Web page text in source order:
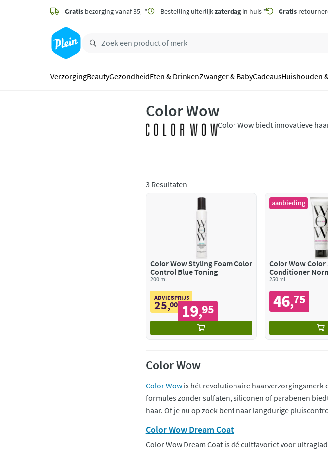
zoeken
hoofdinhoud
Gratis bezorging vanaf 35,- * Bestelling uiterlijkzaterdagin huis * Gratis
VerzorgingBeautyGezondheidEten & DrinkenZwanger & BabyCadeausHuishouden
Color Wow
Color Wow biedt innovatieve
3 Resultaten
Color Wow Styling Foam Color
Control Blue Toning
200 ml
ADVIESPRIJS
25,00 19,95
aanbieding
Color Wow
Conditioner
250 ml
46,75
Color Wow
Color Wowis hét revolutionaire haarverzorgingsmerk
formules zonder sulfaten, siliconen of parabenen
haar. Of je nu op zoek bent naar langdurige
Color Wow Dream Coat
Color Wow Dream Coat is dé cultfavoriet voor